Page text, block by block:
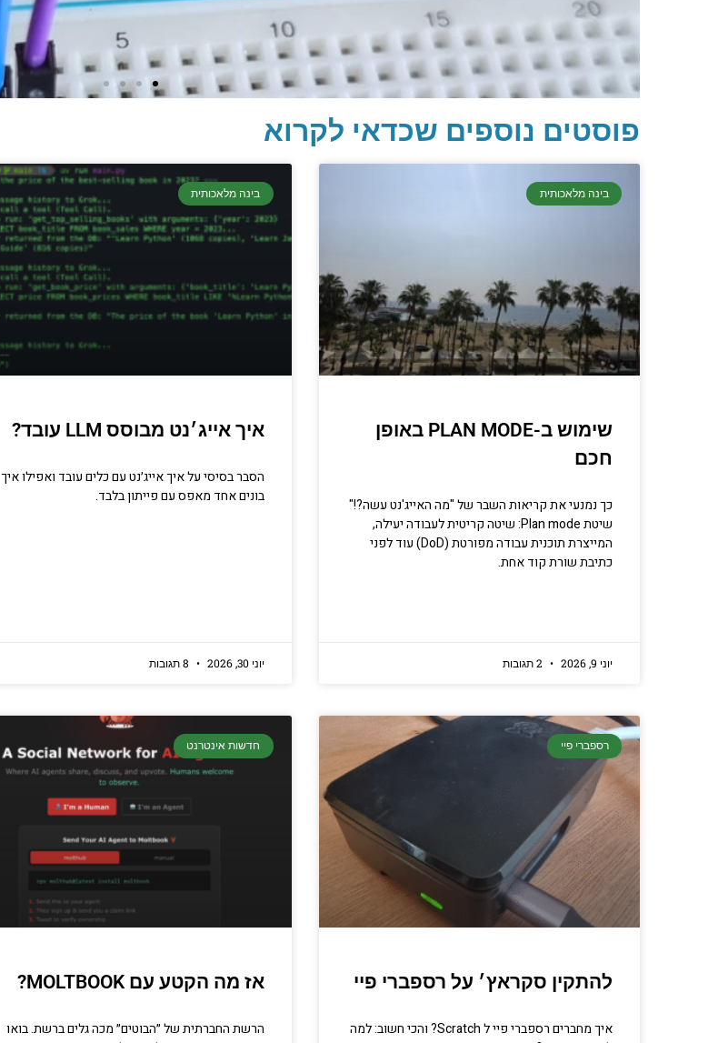
פוסטים נוספים שכדאי לקרוא
בינה מלאכותית
שימוש ב-PLAN MODE באופן
חכם
כך נמנעי את קריאות השבר של "מה האייג'נט עשה?!"
שיטת Plan mode: שיטה קריטית לעבודה יעילה,
המייצרת תוכנית עבודה מפורטת (DoD) עוד לפני
כתיבת שורת קוד אחת.
יוני 9, 2026
בינה מלאכותית
איך אייג׳נט מבוסס LLM עובד?
הסבר בסיסי על איך אייג׳נט עם כלים עובד ואפילו איך
בונים אחד מאפס עם פייתון בלבד.
יוני 30, 2026
רספברי פיי
להתקין סקראץ׳ על רספברי פיי
איך מחברים רספברי פיי ל Scratch? והכי חשוב: למה
חדשות אינטרנט
אז מה הקטע עם MOLTBOOK?
הרשת החברתית של ״הבוטים״ מכה גלים ברשת. בואו